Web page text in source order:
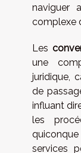
naviguer
complexe
Les
une
juridique,
de
influant
les
services